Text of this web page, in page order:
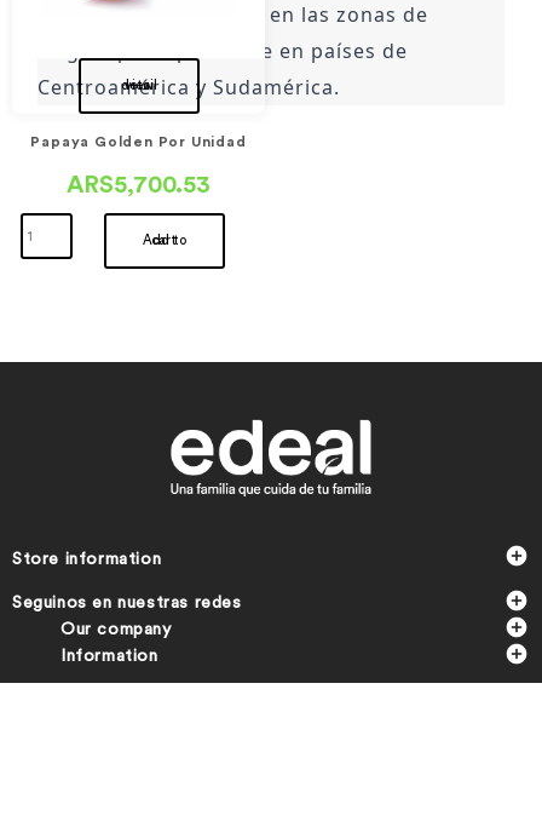
es cuando se produce en las zonas de
origen, principalmente en países de
Centroamérica y Sudamérica.
view detail
Papaya Golden Por Unidad
ARS5,700.53
Add to cart
Store information 
Seguinos en nuestras redes 
Our company 
Information 